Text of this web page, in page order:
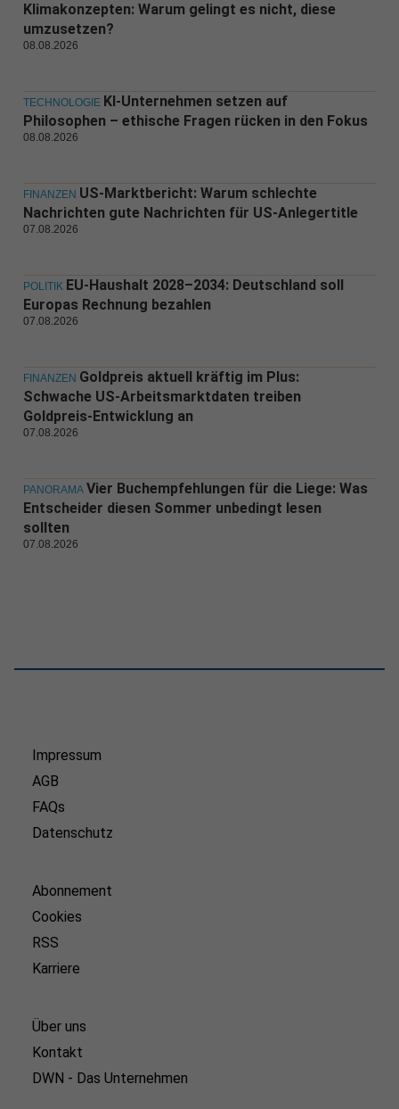
Klimakonzepten: Warum gelingt es nicht, diese
umzusetzen?
08.08.2026
TECHNOLOGIE KI-Unternehmen setzen auf
Philosophen – ethische Fragen rücken in den Fokus
08.08.2026
FINANZEN US-Marktbericht: Warum schlechte
Nachrichten gute Nachrichten für US-Anlegertitle
07.08.2026
POLITIK EU-Haushalt 2028–2034: Deutschland soll
Europas Rechnung bezahlen
07.08.2026
FINANZEN Goldpreis aktuell kräftig im Plus:
Schwache US-Arbeitsmarktdaten treiben
Goldpreis-Entwicklung an
07.08.2026
PANORAMA Vier Buchempfehlungen für die Liege: Was
Entscheider diesen Sommer unbedingt lesen
sollten
07.08.2026
Impressum
AGB
FAQs
Datenschutz
Abonnement
Cookies
RSS
Karriere
Über uns
Kontakt
DWN - Das Unternehmen